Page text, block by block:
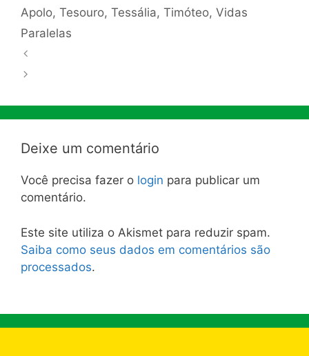
Apolo, Tesouro, Tessália, Timóteo, Vidas
Paralelas
Deixe um comentário
Você precisa fazer o login para publicar um
comentário.
Este site utiliza o Akismet para reduzir spam.
Saiba como seus dados em comentários são
processados.